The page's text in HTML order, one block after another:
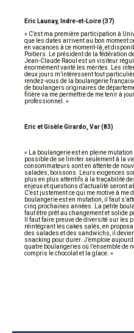
Eric Launay, Indre-et-Loire (37)
« C’est ma première participation à
que les dates arrivent au bon moment
en vacances à ce moment-là, et
Poitiers. Le président de la fédération
Jean-Claude Raoul est un visiteur
énormément vanté les mérites. Les
deux jours m’intéressent tout
rendez-vous de la boulangerie
de boulangers originaires de
filière va me permettre de me tenir à
professionnel. »
Eric et Gisèle Girardo, Var (83)
« La boulangerie est en pleine
possible de se limiter seulement à la
consommateurs sont en attente de
salades, boissons. Leurs exigences
plus en plus attentifs à la traçabilité
enjeux et questions d’actualité seront
C’est justement ce qui me motive à me
boulangerie est en mutation, il faut
cinq prochaines années. La petite
faut être prêt au changement et solide
Il faut faire preuve de diversité sur les
réintégrant les cakes salés, en
des salades et des sandwichs, il
snacking pour durer. J’emploie
quatre boulangeries où l’ensemble de
compris le chocolat et la glace. »